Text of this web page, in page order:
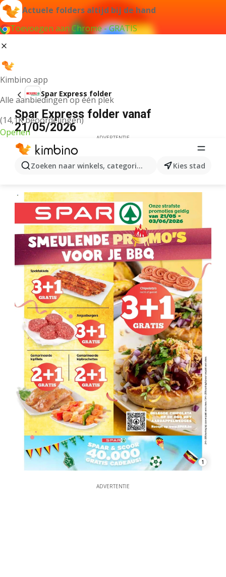
Actuele folders altijd bij de hand
Toevoegen aan Chrome - GRATIS
Kimbino app
Alle aanbiedingen op één plek
(14,1K beoordelingen)
Openen
Zoeken naar winkels, categorieën, producten...
Kies stad
Spar Express folder
Spar Express folder vanaf
21/05/2026
ADVERTENTIE
1
ADVERTENTIE